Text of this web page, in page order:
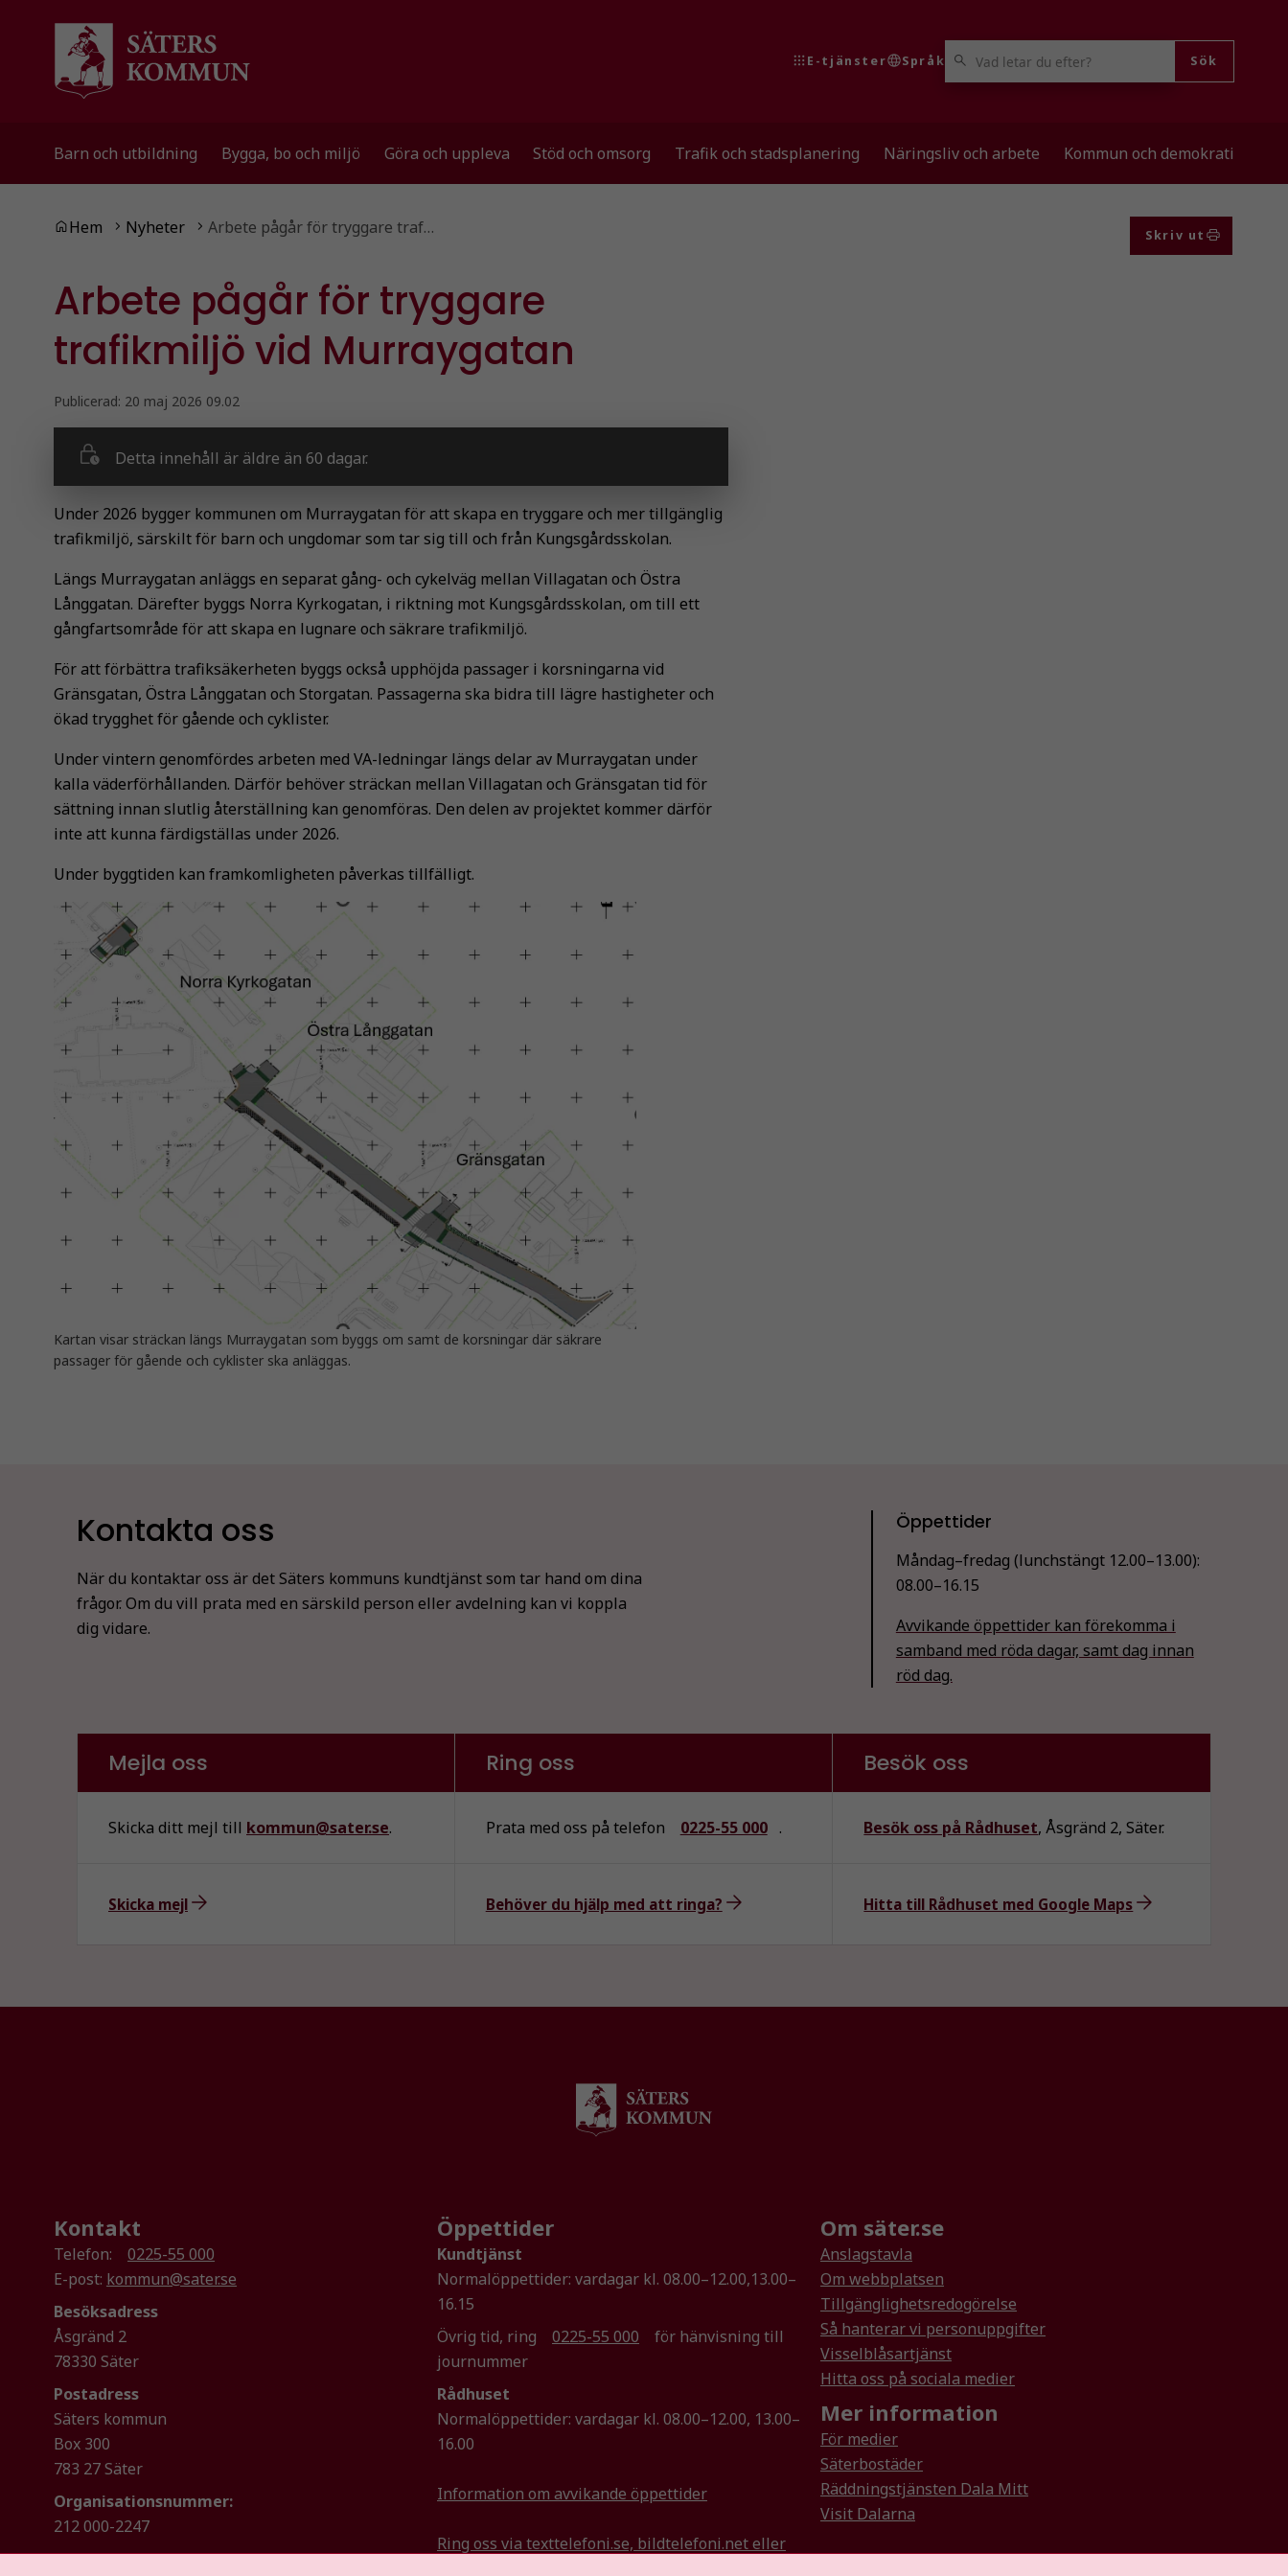
E-tjänster Språk
VAD LETAR DU EFTER?
Sök
Barn och utbildning Bygga, bo och miljö Göra och uppleva Stöd och omsorg Trafik och stadsplanering Näringsliv och arbete Kommun och demokrati
Du är här:
Hem Nyheter Arbete pågår för tryggare traf… Skriv ut
Arbete pågår för tryggare
trafikmiljö vid Murraygatan
Publicerad: 20 maj 2026 09.02
Detta innehåll är äldre än 60 dagar.
Under 2026 bygger kommunen om Murraygatan för att skapa en tryggare och mer tillgänglig
trafikmiljö, särskilt för barn och ungdomar som tar sig till och från Kungsgårdsskolan.
Längs Murraygatan anläggs en separat gång- och cykelväg mellan Villagatan och Östra
Långgatan. Därefter byggs Norra Kyrkogatan, i riktning mot Kungsgårdsskolan, om till ett
gångfartsområde för att skapa en lugnare och säkrare trafikmiljö.
För att förbättra trafiksäkerheten byggs också upphöjda passager i korsningarna vid
Gränsgatan, Östra Långgatan och Storgatan. Passagerna ska bidra till lägre hastigheter och
ökad trygghet för gående och cyklister.
Under vintern genomfördes arbeten med VA-ledningar längs delar av Murraygatan under
kalla väderförhållanden. Därför behöver sträckan mellan Villagatan och Gränsgatan tid för
sättning innan slutlig återställning kan genomföras. Den delen av projektet kommer därför
inte att kunna färdigställas under 2026.
Under byggtiden kan framkomligheten påverkas tillfälligt.
Kartan visar sträckan längs Murraygatan som byggs om samt de korsningar där säkrare
passager för gående och cyklister ska anläggas.
Kontakta oss
När du kontaktar oss är det Säters kommuns kundtjänst som tar hand om dina
frågor. Om du vill prata med en särskild person eller avdelning kan vi koppla
dig vidare.
Öppettider
Måndag–fredag (lunchstängt 12.00–13.00):
08.00–16.15
Avvikande öppettider kan förekomma i
samband med röda dagar, samt dag innan
röd dag.
Mejla oss
Skicka ditt mejl till kommun@sater.se.
Skicka mejl
Ring oss
Prata med oss på telefon 0225-55 000 .
Behöver du hjälp med att ringa?
Besök oss
Besök oss på Rådhuset, Åsgränd 2, Säter.
Hitta till Rådhuset med Google Maps
Kontakt
Telefon:
0225-55 000
E-post: kommun@sater.se
Besöksadress
Åsgränd 2
78330 Säter
Postadress
Säters kommun
Box 300
783 27 Säter
Organisationsnummer:
212 000-2247
Öppettider
Kundtjänst
Normalöppettider: vardagar kl. 08.00–12.00,13.00–
16.15
Övrig tid, ring
0225-55 000
för hänvisning till
journummer
Rådhuset
Normalöppettider: vardagar kl. 08.00–12.00, 13.00–
16.00
Information om avvikande öppettider
Ring oss via texttelefoni.se, bildtelefoni.net eller
Om säter.se
Anslagstavla
Om webbplatsen
Tillgänglighetsredogörelse
Så hanterar vi personuppgifter
Visselblåsartjänst
Hitta oss på sociala medier
Mer information
För medier
Säterbostäder
Räddningstjänsten Dala Mitt
Visit Dalarna
Nödvändiga
behövs för
att hemsidan
kunna
hemsidans
baserat på
Upplevelse